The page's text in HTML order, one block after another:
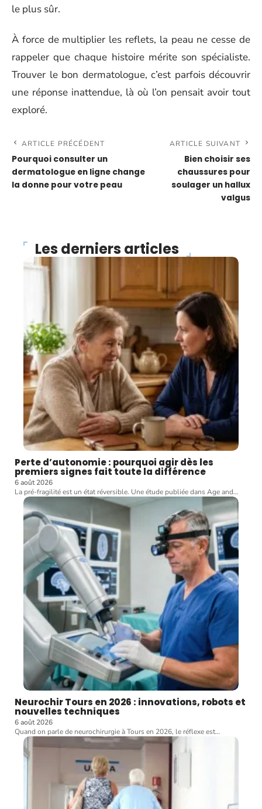
le plus sûr.
À force de multiplier les reflets, la peau ne cesse de
rappeler que chaque histoire mérite son spécialiste.
Trouver le bon dermatologue, c’est parfois découvrir
une réponse inattendue, là où l’on pensait avoir tout
exploré.
ARTICLE PRÉCÉDENT
Pourquoi consulter un
dermatologue en ligne change
la donne pour votre peau
ARTICLE SUIVANT
Bien choisir ses
chaussures pour
soulager un hallux
valgus
Les derniers articles
Perte d’autonomie : pourquoi agir dès les
premiers signes fait toute la différence
6 août 2026
La pré-fragilité est un état réversible. Une étude publiée dans Age and…
Neurochir Tours en 2026 : innovations, robots et
nouvelles techniques
6 août 2026
Quand on parle de neurochirurgie à Tours en 2026, le réflexe est…